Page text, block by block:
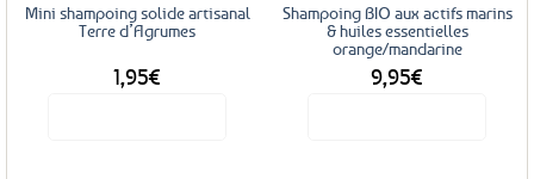
Mini shampoing solide artisanal
Terre d’Agrumes
1,95€
Shampoing BIO aux actifs marins
& huiles essentielles
orange/mandarine
9,95€